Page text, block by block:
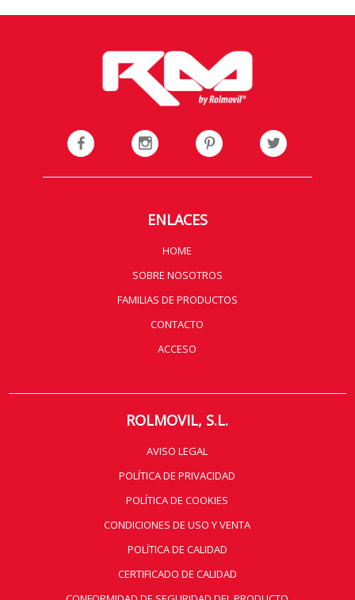
ENLACES
HOME
SOBRE NOSOTROS
FAMILIAS DE PRODUCTOS
CONTACTO
ACCESO
ROLMOVIL, S.L.
AVISO LEGAL
POLÍTICA DE PRIVACIDAD
POLÍTICA DE COOKIES
CONDICIONES DE USO Y VENTA
POLÍTICA DE CALIDAD
CERTIFICADO DE CALIDAD